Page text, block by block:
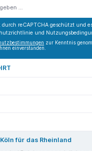
durch reCAPTCHA geschützt und
und
zur Kenntnis
einverstanden.
für das Rheinland